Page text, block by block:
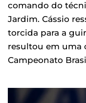
comando do
Jardim. Cássio
torcida para a
resultou em uma
Campeonato